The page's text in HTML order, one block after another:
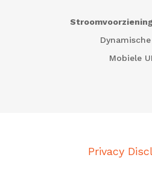
Dynamische
Mobiele
Privacy